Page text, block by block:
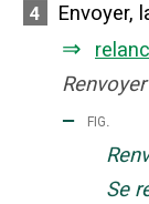
4 Envoyer,
⇒
‒ fig.
Se